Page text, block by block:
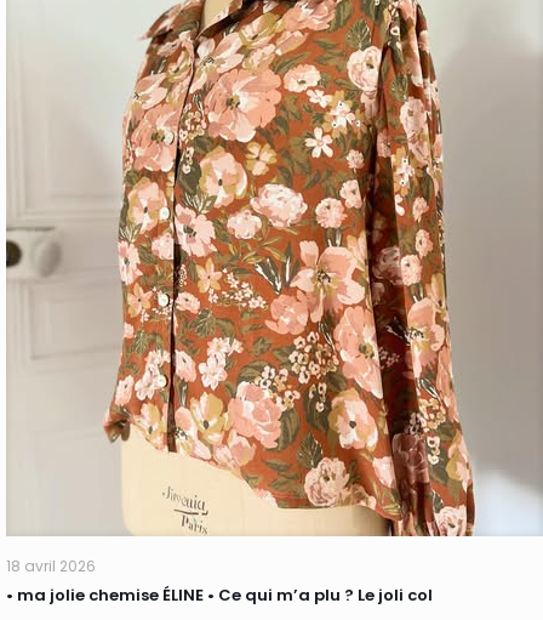
18 avril 2026
• ma jolie chemise ÉLINE • Ce qui m’a plu ? Le joli col